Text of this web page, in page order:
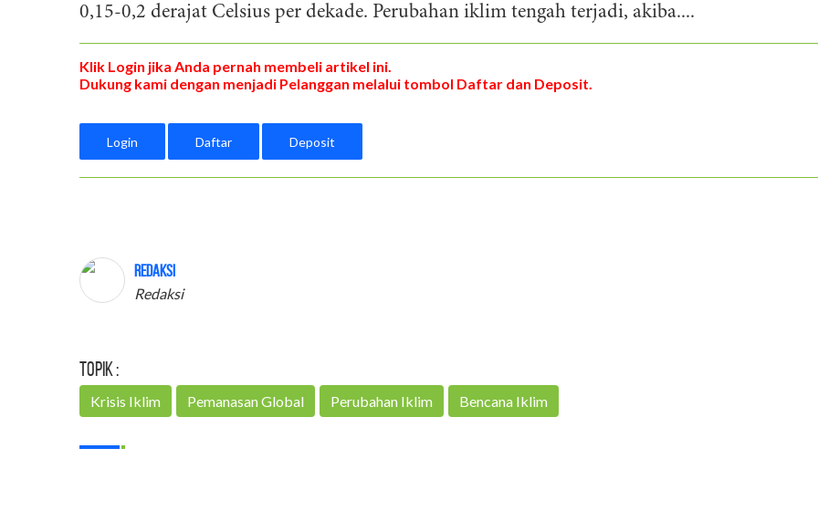
0,15-0,2 derajat Celsius per dekade. Perubahan iklim tengah terjadi, akiba....
Klik Login jika Anda pernah membeli artikel ini.
Dukung kami dengan menjadi Pelanggan melalui tombol Daftar dan Deposit.
Login Daftar Deposit
Redaksi
Redaksi
Topik :
Krisis Iklim Pemanasan Global Perubahan Iklim Bencana Iklim